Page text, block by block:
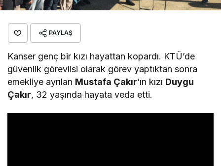
PAYLAŞ
Kanser genç bir kızı hayattan kopardı. KTÜ’de
güvenlik görevlisi olarak görev yaptıktan sonra
emekliye ayrılan Mustafa Çakır‘ın kızı Duygu
Çakır, 32 yaşında hayata veda etti.